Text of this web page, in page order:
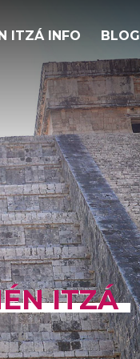
ITZÁ INFO BLOG
ITZÁ